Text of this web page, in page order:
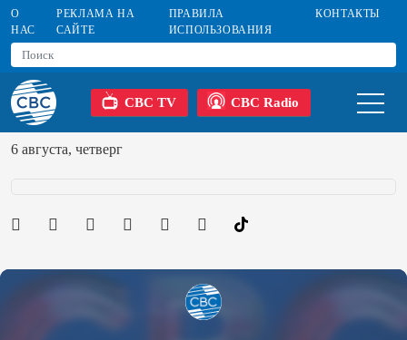
О
НАС
РЕКЛАМА НА
САЙТЕ
ПРАВИЛА
ИСПОЛЬЗОВАНИЯ
КОНТАКТЫ
CBC TV CBC Radio
6 августа, четверг